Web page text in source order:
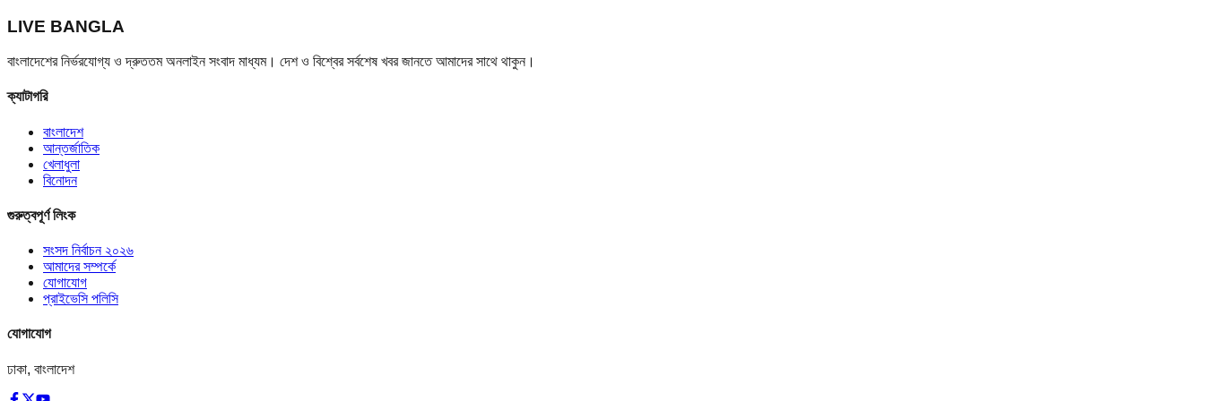
LIVE BANGLA
বাংলাদেশের নির্ভরযোগ্য ও দ্রুততম অনলাইন সংবাদ মাধ্যম। দেশ ও বিশ্বের সর্বশেষ খবর জানতে আমাদের সাথে থাকুন।
ক্যাটাগরি
বাংলাদেশ
আন্তর্জাতিক
খেলাধুলা
বিনোদন
গুরুত্বপূর্ণ লিংক
সংসদ নির্বাচন ২০২৬
আমাদের সম্পর্কে
যোগাযোগ
প্রাইভেসি পলিসি
যোগাযোগ
ঢাকা, বাংলাদেশ